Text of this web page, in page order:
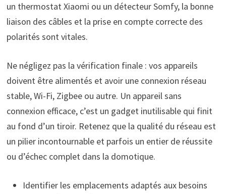
un thermostat Xiaomi ou un détecteur Somfy, la bonne
liaison des câbles et la prise en compte correcte des
polarités sont vitales.
Ne négligez pas la vérification finale : vos appareils
doivent être alimentés et avoir une connexion réseau
stable, Wi-Fi, Zigbee ou autre. Un appareil sans
connexion efficace, c’est un gadget inutilisable qui finit
au fond d’un tiroir. Retenez que la qualité du réseau est
un pilier incontournable et parfois un entier de réussite
ou d’échec complet dans la domotique.
Identifier les emplacements adaptés aux besoins